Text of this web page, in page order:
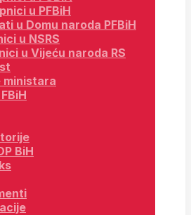
u PFBiH
u Domu naroda PFBiH
u NSRS
u Vijeću naroda RS
ministara
BiH